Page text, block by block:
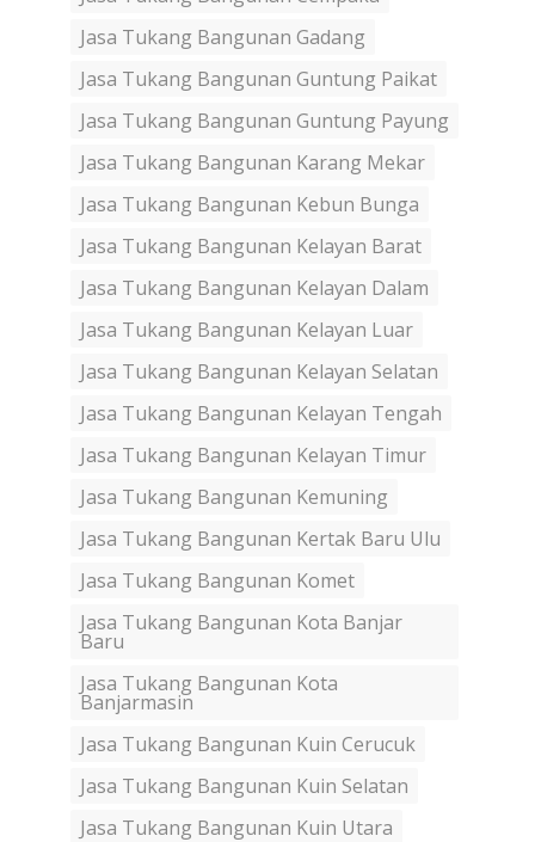
Jasa Tukang Bangunan Gadang
Jasa Tukang Bangunan Guntung Paikat
Jasa Tukang Bangunan Guntung Payung
Jasa Tukang Bangunan Karang Mekar
Jasa Tukang Bangunan Kebun Bunga
Jasa Tukang Bangunan Kelayan Barat
Jasa Tukang Bangunan Kelayan Dalam
Jasa Tukang Bangunan Kelayan Luar
Jasa Tukang Bangunan Kelayan Selatan
Jasa Tukang Bangunan Kelayan Tengah
Jasa Tukang Bangunan Kelayan Timur
Jasa Tukang Bangunan Kemuning
Jasa Tukang Bangunan Kertak Baru Ulu
Jasa Tukang Bangunan Komet
Jasa Tukang Bangunan Kota Banjar
Baru
Jasa Tukang Bangunan Kota
Banjarmasin
Jasa Tukang Bangunan Kuin Cerucuk
Jasa Tukang Bangunan Kuin Selatan
Jasa Tukang Bangunan Kuin Utara